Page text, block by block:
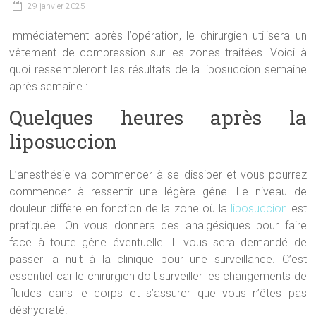
29 janvier 2025
Immédiatement après l’opération, le chirurgien utilisera un
vêtement de compression sur les zones traitées. Voici à
quoi ressembleront les résultats de la liposuccion semaine
après semaine :
Quelques heures après la
liposuccion
L’anesthésie va commencer à se dissiper et vous pourrez
commencer à ressentir une légère gêne. Le niveau de
douleur diffère en fonction de la zone où la liposuccion est
pratiquée. On vous donnera des analgésiques pour faire
face à toute gêne éventuelle. Il vous sera demandé de
passer la nuit à la clinique pour une surveillance. C’est
essentiel car le chirurgien doit surveiller les changements de
fluides dans le corps et s’assurer que vous n’êtes pas
déshydraté.